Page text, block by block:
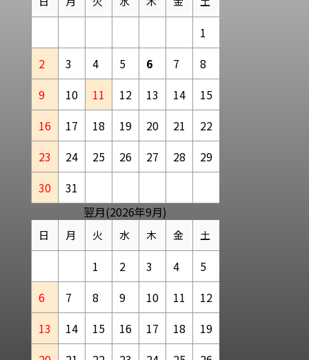
1
2
3 4 5 6 7
8
9
10 11 12 13 14
15
16
17 18 19 20 21
22
23
24 25 26 27 28
29
30
31
翌月(2026年9月)
日 月 火 水 木 金 土
1 2 3 4
5
6
7 8 9 10 11
12
13
14 15 16 17 18
19